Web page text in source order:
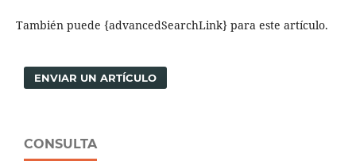
También puede {advancedSearchLink} para este artículo.
ENVIAR UN ARTÍCULO
CONSULTA